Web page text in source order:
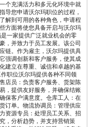
个充满活力和多元化环境中就
导您申请沃尔玛职位的过程，
解到可用的各种角色，申请程
方面将使您具备开启与沃尔玛
一家提供广泛就业机会的零
，并致力于员工发展。该公司
链。作为雇主，沃尔玛提供具
强调创新和客户服务，使其成
建立在尊重、诚信和卓越的基
职位沃尔玛提供各种不同领
店员：负责客户服务、货架陈
，提供友好服务，并确保结账
保客户满意度。仓库工人：在
订单。物流协调员：管理供应
资源专员：处理员工关系、招
，分析趋势，并支持营销策